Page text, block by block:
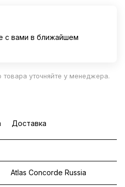
с вами в ближайшем
уточняйте у менеджера.
Доставка
Atlas Concorde Russia